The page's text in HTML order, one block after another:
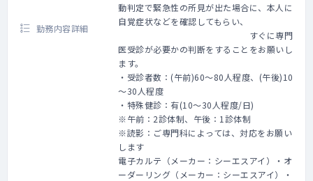
勤務内容詳細
動判定で緊急性の所見が出た場合に、本人に
自覚症状などを確認してもらい、
すぐに専門
医受診が必要かの判断をすることをお願いし
ます。
・受診者数：(午前)60～80人程度、(午後)10
～30人程度
・特殊健診：有(10～30人程度/日)
※午前：2診体制、午後：1診体制
※読影：ご専門科によっては、対応をお願い
します
電子カルテ（メーカー：シーエスアイ）・オ
ーダーリング（メーカー：シーエスアイ）・